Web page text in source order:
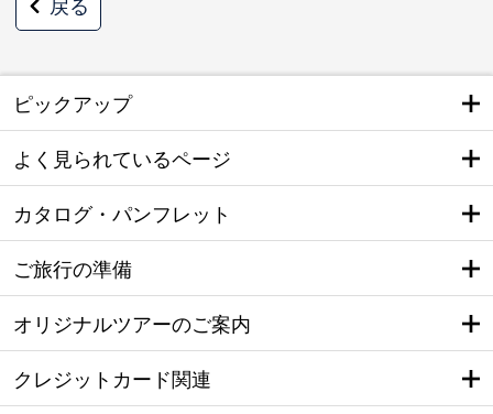
戻る
ピックアップ
よく見られているページ
カタログ・パンフレット
ご旅行の準備
オリジナルツアーのご案内
クレジットカード関連